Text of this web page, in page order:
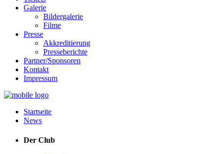
Galerie
Bildergalerie
Filme
Presse
Akkreditierung
Presseberichte
Partner/Sponsoren
Kontakt
Impressum
Startseite
News
Der Club